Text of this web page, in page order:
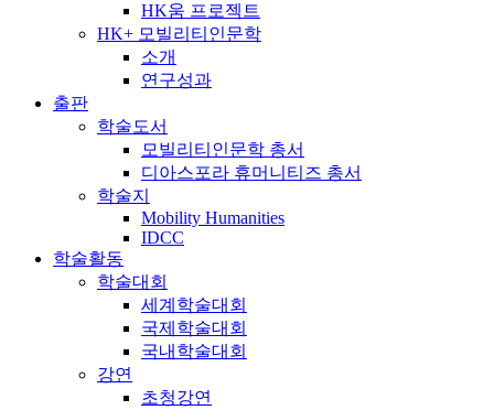
HK움 프로젝트
HK+ 모빌리티인문학
소개
연구성과
출판
학술도서
모빌리티인문학 총서
디아스포라 휴머니티즈 총서
학술지
Mobility Humanities
IDCC
학술활동
학술대회
세계학술대회
국제학술대회
국내학술대회
강연
초청강연